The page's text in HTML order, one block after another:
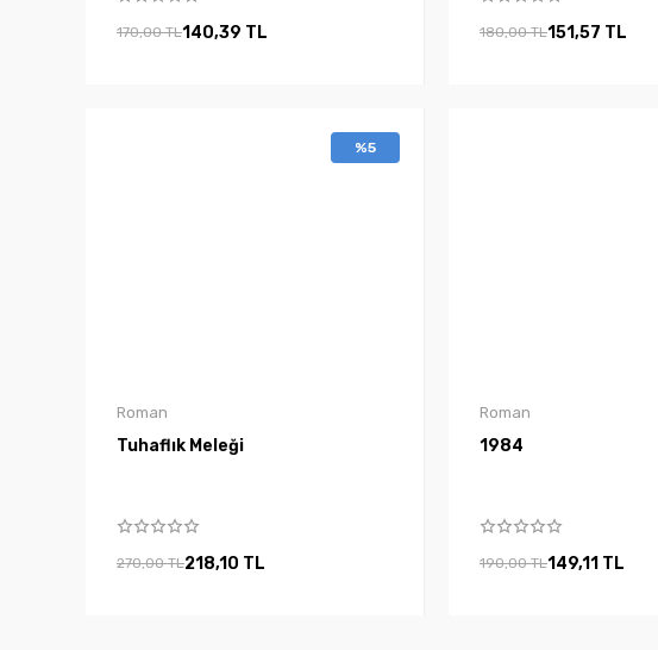
170,00 TL140,39 TL 180,00 TL151,57 TL
%5
Roman
Tuhaflık Meleği
270,00 TL218,10 TL
Roman
1984
190,00 TL149,11 TL